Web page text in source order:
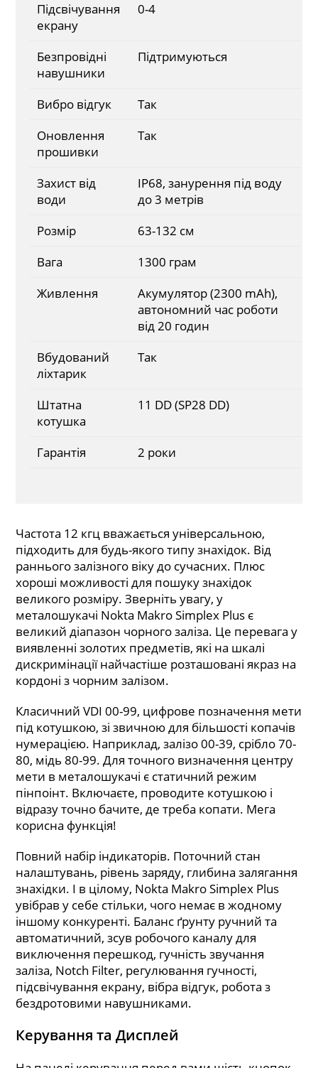
Підсвічування
екрану
0-4
Безпровідні
навушники
Підтримуються
Вибро відгук
Так
Оновлення
прошивки
Так
Захист від
води
IP68, занурення під воду
до 3 метрів
Розмір
63-132 см
Вага
1300 грам
Живлення
Акумулятор (2300 mAh),
автономний час роботи
від 20 годин
Вбудований
ліхтарик
Так
Штатна
котушка
11 DD (SP28 DD)
Гарантія 2 роки
Частота 12 кгц вважається універсальною,
підходить для будь-якого типу знахідок. Від
раннього залізного віку до сучасних. Плюс
хороші можливості для пошуку знахідок
великого розміру. Зверніть увагу, у
металошукачі Nokta Makro Simplex Plus є
великий діапазон чорного заліза. Це перевага у
виявленні золотих предметів, які на шкалі
дискримінації найчастіше розташовані якраз на
кордоні з чорним залізом.
Класичний VDI 00-99, цифрове позначення мети
під котушкою, зі звичною для більшості копачів
нумерацією. Наприклад, залізо 00-39, срібло 70-
80, мідь 80-99. Для точного визначення центру
мети в металошукачі є статичний режим
пінпоінт. Включаєте, проводите котушкою і
відразу точно бачите, де треба копати. Мега
корисна функція!
Повний набір індикаторів. Поточний стан
налаштувань, рівень заряду, глибина залягання
знахідки. І в цілому, Nokta Makro Simplex Plus
увібрав у себе стільки, чого немає в жодному
іншому конкуренті. Баланс ґрунту ручний та
автоматичний, зсув робочого каналу для
виключення перешкод, гучність звучання
заліза, Notch Filter, регулювання гучності,
підсвічування екрану, вібра відгук, робота з
бездротовими навушниками.
Керування та Дисплей